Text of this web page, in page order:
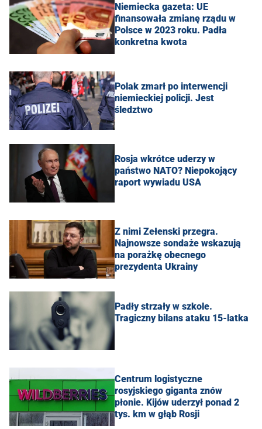
Niemiecka gazeta: UE
finansowała zmianę rządu w
Polsce w 2023 roku. Padła
konkretna kwota
Polak zmarł po interwencji
niemieckiej policji. Jest
śledztwo
Rosja wkrótce uderzy w
państwo NATO? Niepokojący
raport wywiadu USA
Z nimi Zełenski przegra.
Najnowsze sondaże wskazują
na porażkę obecnego
prezydenta Ukrainy
Padły strzały w szkole.
Tragiczny bilans ataku 15-latka
Centrum logistyczne
rosyjskiego giganta znów
płonie. Kijów uderzył ponad 2
tys. km w głąb Rosji